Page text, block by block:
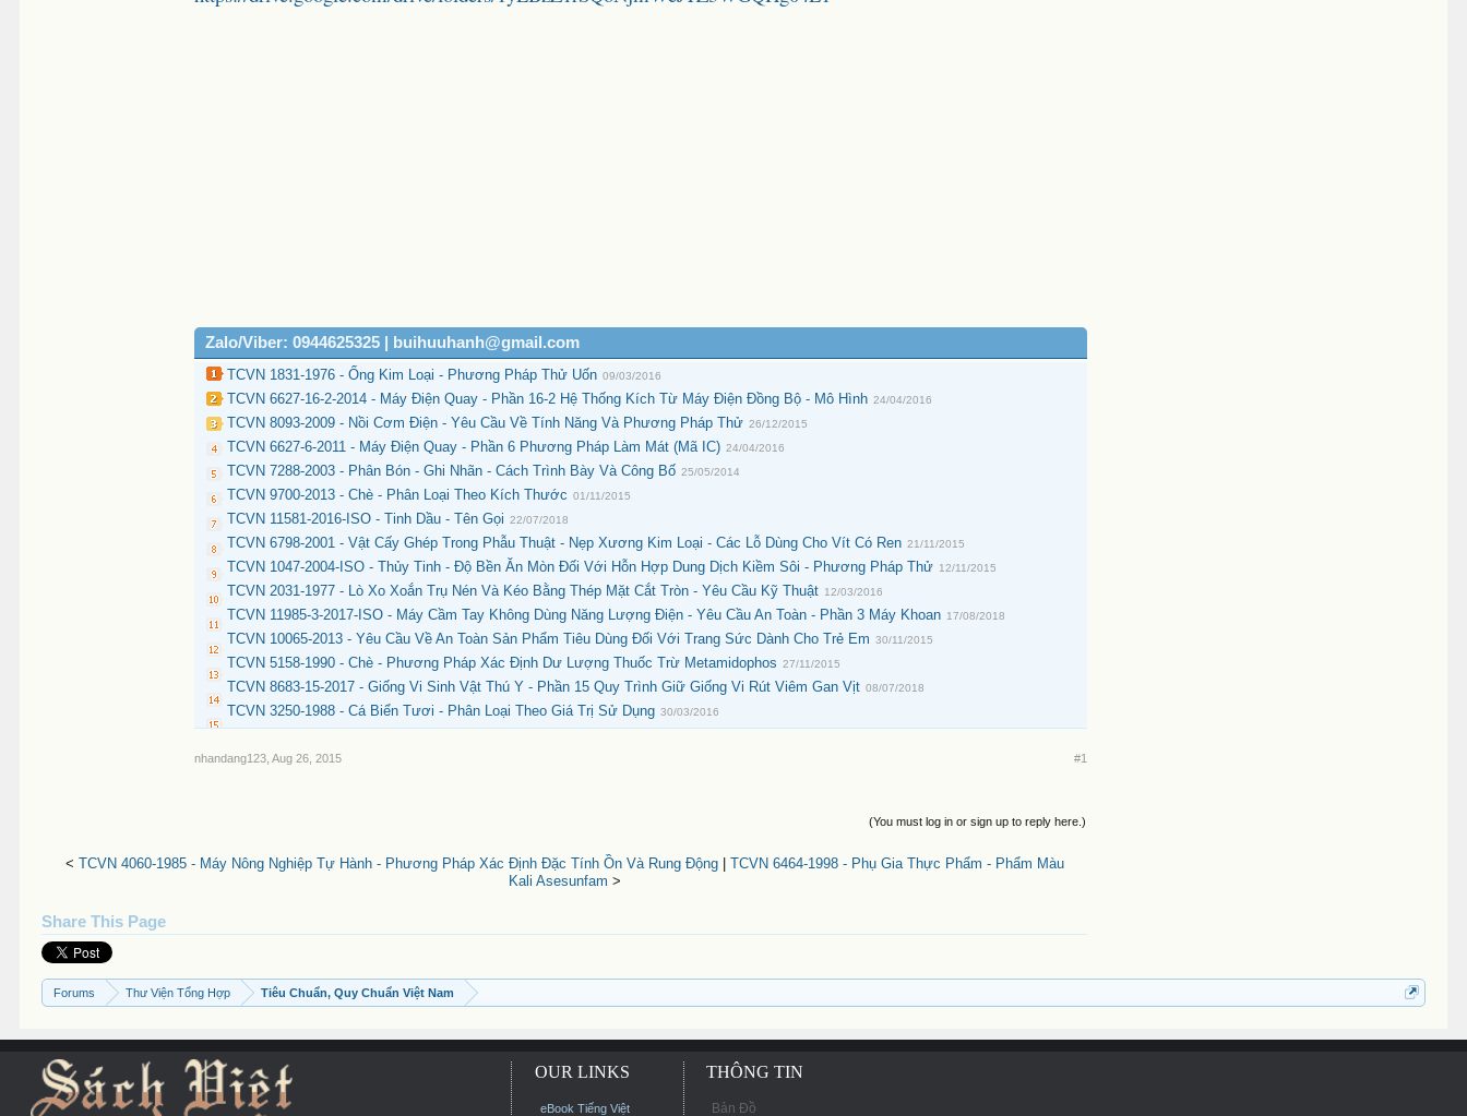
Zalo/Viber: 0944625325 | buihuuhanh@gmail.com
TCVN 1831-1976 - Ống Kim Loại - Phương Pháp Thử Uốn 09/03/2016
TCVN 6627-16-2-2014 - Máy Điện Quay - Phần 16-2 Hệ Thống Kích Từ Máy Điện Đồng Bộ - Mô Hình 24/04/2016
TCVN 8093-2009 - Nồi Cơm Điện - Yêu Cầu Về Tính Năng Và Phương Pháp Thử 26/12/2015
TCVN 6627-6-2011 - Máy Điện Quay - Phần 6 Phương Pháp Làm Mát (Mã IC) 24/04/2016
TCVN 7288-2003 - Phân Bón - Ghi Nhãn - Cách Trình Bày Và Công Bố 25/05/2014
TCVN 9700-2013 - Chè - Phân Loại Theo Kích Thước 01/11/2015
TCVN 11581-2016-ISO - Tinh Dầu - Tên Gọi 22/07/2018
TCVN 6798-2001 - Vật Cấy Ghép Trong Phẫu Thuật - Nẹp Xương Kim Loại - Các Lỗ Dùng Cho Vít Có Ren 21/11/2015
TCVN 1047-2004-ISO - Thủy Tinh - Độ Bền Ăn Mòn Đối Với Hỗn Hợp Dung Dịch Kiềm Sôi - Phương Pháp Thử 12/11/2015
TCVN 2031-1977 - Lò Xo Xoắn Trụ Nén Và Kéo Bằng Thép Mặt Cắt Tròn - Yêu Cầu Kỹ Thuật 12/03/2016
TCVN 11985-3-2017-ISO - Máy Cầm Tay Không Dùng Năng Lượng Điện - Yêu Cầu An Toàn - Phần 3 Máy Khoan 17/08/2018
TCVN 10065-2013 - Yêu Cầu Về An Toàn Sản Phẩm Tiêu Dùng Đối Với Trang Sức Dành Cho Trẻ Em 30/11/2015
TCVN 5158-1990 - Chè - Phương Pháp Xác Định Dư Lượng Thuốc Trừ Metamidophos 27/11/2015
TCVN 8683-15-2017 - Giống Vi Sinh Vật Thú Y - Phần 15 Quy Trình Giữ Giống Vi Rút Viêm Gan Vịt 08/07/2018
TCVN 3250-1988 - Cá Biển Tươi - Phân Loại Theo Giá Trị Sử Dụng 30/03/2016
nhandang123 Aug 26, 2015 #1
(You must log in or sign up to reply here.)
< TCVN 4060-1985 - Máy Nông Nghiệp Tự Hành - Phương Pháp Xác Định Đặc Tính Ồn Và Rung Động| TCVN 6464-1998 - Phụ Gia Thực Phẩm - Phẩm Màu
Kali Asesunfam >
Share This Page
Forums Thư Viện Tổng Hợp Tiêu Chuẩn, Quy Chuẩn Việt Nam
OUR LINKS
eBook Tiếng Việt
THÔNG TIN
Bản Đồ